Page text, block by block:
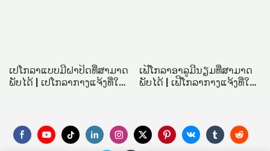
ເປໂກລາແບບມີຝາປິດທີ່ສາມາດ
ພັບໄດ້ | ເປໂກລາກາງແຈ້ງທີ່ໃຊ້
ເຟີໂກລາອາລູມີນຽມທີ່ສາມາດ
ພັບໄດ້ | ເຟີໂກລາກາງແຈ້ງທີ່ໃຊ້